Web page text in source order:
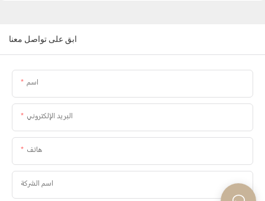
ابق على تواصل معنا
اسم
البريد الإلكتروني
هاتف
اسم الشركة